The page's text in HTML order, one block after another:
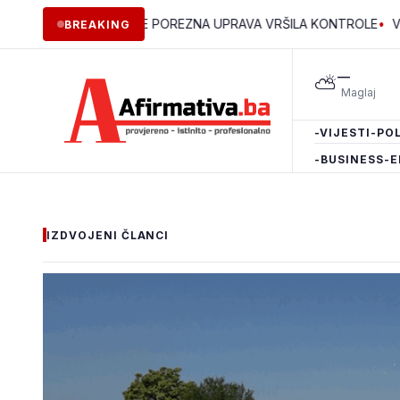
BREAKING
ZDK JE POREZNA UPRAVA VRŠILA KONTROLE• Vlada ZDK
⛅—
-VIJESTI -
-BUSINESS-
IZDVOJENI ČLANCI